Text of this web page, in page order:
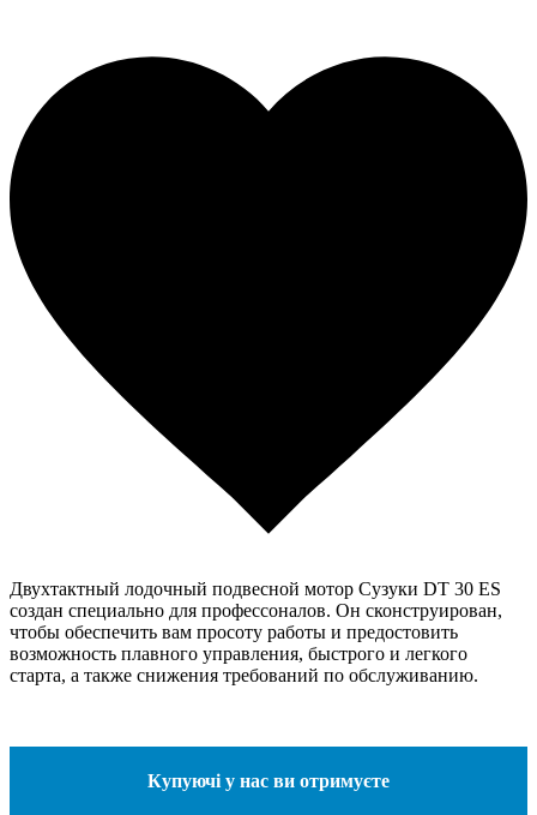
Двухтактный лодочный подвесной мотор Сузуки DT 30 ES
создан специально для профессоналов. Он сконструирован,
чтобы обеспечить вам просоту работы и предостовить
возможность плавного управления, быстрого и легкого
старта, а также снижения требований по обслуживанию.
Купуючі у нас ви отримуєте